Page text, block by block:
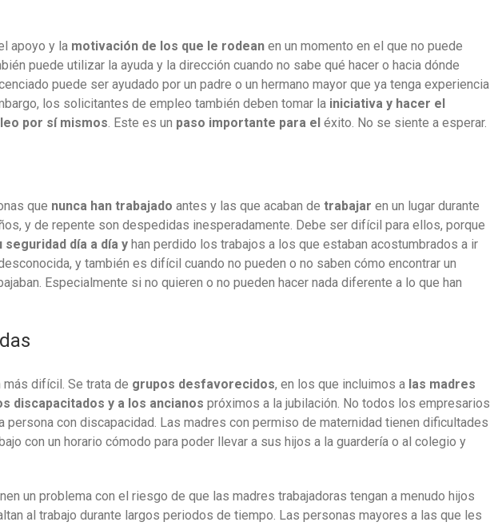
apoyo y la motivación de los que le rodean en un momento en el que no puede
puede utilizar la ayuda y la dirección cuando no sabe qué hacer o hacia dónde
puede ser ayudado por un padre o un hermano mayor que ya tenga experiencia
los solicitantes de empleo también deben tomar la iniciativa y hacer el
por sí mismos. Este es un paso importante para el éxito. No se siente a esperar.
que nunca han trabajado antes y las que acaban de trabajar en un lugar durante
y de repente son despedidas inesperadamente. Debe ser difícil para ellos, porque
seguridad día a día y han perdido los trabajos a los que estaban acostumbrados a ir
y también es difícil cuando no pueden o no saben cómo encontrar un
Especialmente si no quieren o no pueden hacer nada diferente a lo que han
difícil. Se trata de grupos desfavorecidos, en los que incluimos a las madres
discapacitados y a los ancianos próximos a la jubilación. No todos los empresarios
persona con discapacidad. Las madres con permiso de maternidad tienen dificultades
con un horario cómodo para poder llevar a sus hijos a la guardería o al colegio y
un problema con el riesgo de que las madres trabajadoras tengan a menudo hijos
al trabajo durante largos periodos de tiempo. Las personas mayores a las que les